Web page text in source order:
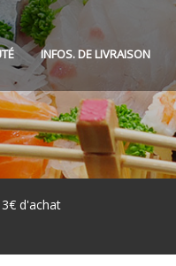
INFOS. DE LIVRAISON
d'achat